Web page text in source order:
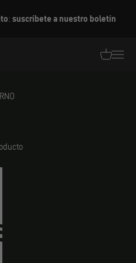
suscríbete a nuestro boletín